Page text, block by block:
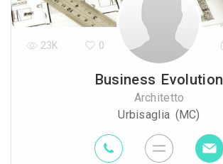
Business Evolution
Architetto
Urbisaglia (MC)
23K 0